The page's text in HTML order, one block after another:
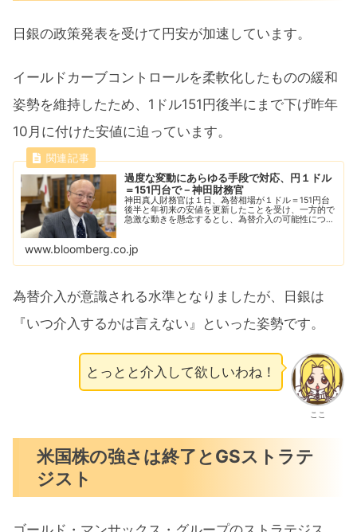
日銀の政策発表を受けて円安が加速しています。
イールドカーブコントロールを柔軟化したものの緩和
姿勢を維持したため、1ドル151円後半にまで下げ昨年
10月に付けた安値に迫っています。
過度な変動にあらゆる手段で対応、円１ドル
＝151円台で－神田財務官
神田真人財務官は１日、為替相場が１ドル＝151円台
後半と年初来の安値を更新したことを受け、一方的で
急激な動きを懸念するとし、為替介入の可能性につい
www.bloomberg.co.jp
為替介入が意識される水準となりましたが、日銀は
『いつ介入するかは言えない』といった姿勢です。
ここ
とっとと介入して欲しいわね！
米国株の強さは終了とGSストラテ
ジスト